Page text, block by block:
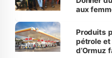
aux
menacées
Produits
pétrole
d’Ormuz